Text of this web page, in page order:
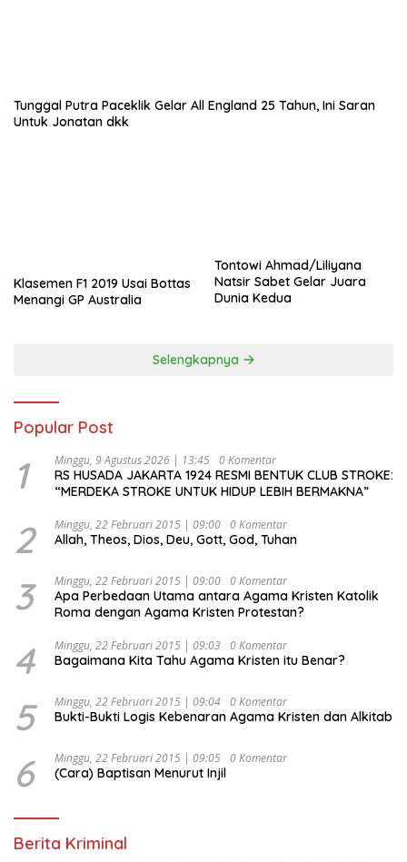
Tunggal Putra Paceklik Gelar All England 25 Tahun, Ini Saran
Untuk Jonatan dkk
Klasemen F1 2019 Usai Bottas
Menangi GP Australia
Tontowi Ahmad/Liliyana
Natsir Sabet Gelar Juara
Dunia Kedua
Selengkapnya
Popular Post
1 Minggu, 9 Agustus 2026 | 13:45 0 Komentar
RS HUSADA JAKARTA 1924 RESMI BENTUK CLUB STROKE:
“MERDEKA STROKE UNTUK HIDUP LEBIH BERMAKNA”
2 Minggu, 22 Februari 2015 | 09:00 0 Komentar
Allah, Theos, Dios, Deu, Gott, God, Tuhan
3 Minggu, 22 Februari 2015 | 09:00 0 Komentar
Apa Perbedaan Utama antara Agama Kristen Katolik
Roma dengan Agama Kristen Protestan?
4 Minggu, 22 Februari 2015 | 09:03 0 Komentar
Bagaimana Kita Tahu Agama Kristen itu Benar?
5 Minggu, 22 Februari 2015 | 09:04 0 Komentar
Bukti-Bukti Logis Kebenaran Agama Kristen dan Alkitab
6 Minggu, 22 Februari 2015 | 09:05 0 Komentar
(Cara) Baptisan Menurut Injil
Berita Kriminal